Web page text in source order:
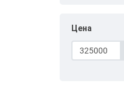
Цена